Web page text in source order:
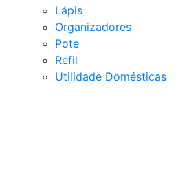
Lápis
Organizadores
Pote
Refil
Utilidade Domésticas